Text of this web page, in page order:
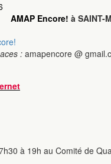
AMAP Encore! à SAINT-
: amapencore @
à 19h au Comité de